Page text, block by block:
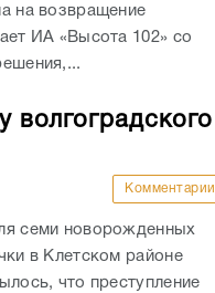
на возвращение
ИА «Высота 102» со
волгоградского
Комментарии
семи новорожденных
в Клетском районе
что преступление